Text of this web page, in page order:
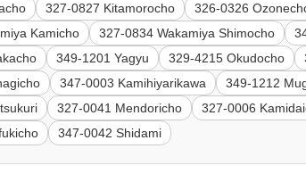
327-0827 Kitamorocho 326-0326
Kamicho
327-0834 Wakamiya Shimocho
349-1201 Yagyu 329-4215 Okudocho
347-0003 Kamihiyarikawa 349-1212
327-0041 Mendoricho 327-0006
347-0042 Shidami